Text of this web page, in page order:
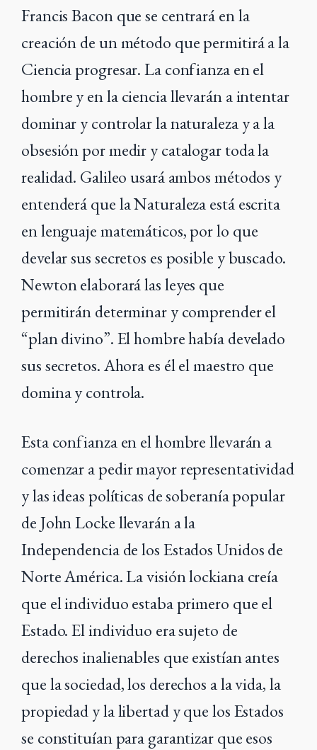
Francis Bacon que se centrará en la
creación de un método que permitirá a la
Ciencia progresar. La confianza en el
hombre y en la ciencia llevarán a intentar
dominar y controlar la naturaleza y a la
obsesión por medir y catalogar toda la
realidad. Galileo usará ambos métodos y
entenderá que la Naturaleza está escrita
en lenguaje matemáticos, por lo que
develar sus secretos es posible y buscado.
Newton elaborará las leyes que
permitirán determinar y comprender el
“plan divino”. El hombre había develado
sus secretos. Ahora es él el maestro que
domina y controla.
Esta confianza en el hombre llevarán a
comenzar a pedir mayor representatividad
y las ideas políticas de soberanía popular
de John Locke llevarán a la
Independencia de los Estados Unidos de
Norte América. La visión lockiana creía
que el individuo estaba primero que el
Estado. El individuo era sujeto de
derechos inalienables que existían antes
que la sociedad, los derechos a la vida, la
propiedad y la libertad y que los Estados
se constituían para garantizar que esos